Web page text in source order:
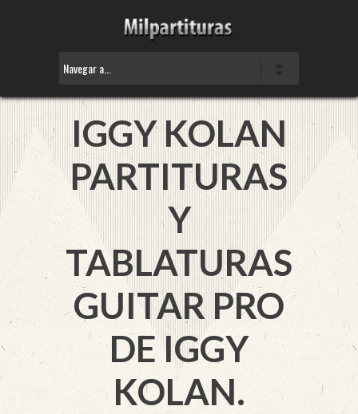
IGGY KOLAN
PARTITURAS
Y
TABLATURAS
GUITAR PRO
DE IGGY
KOLAN.